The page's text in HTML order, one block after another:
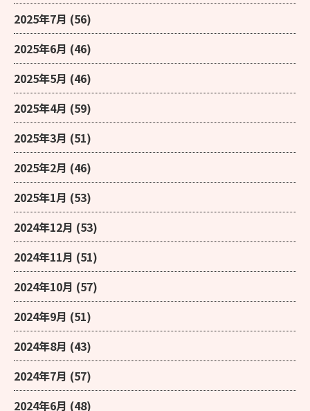
2025年7月 (56)
2025年6月 (46)
2025年5月 (46)
2025年4月 (59)
2025年3月 (51)
2025年2月 (46)
2025年1月 (53)
2024年12月 (53)
2024年11月 (51)
2024年10月 (57)
2024年9月 (51)
2024年8月 (43)
2024年7月 (57)
2024年6月 (48)